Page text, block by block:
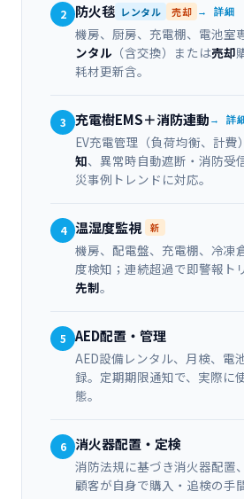
2 防火毯 レンタル 売却 → 詳細
機房、厨房、充電棚、電池室
ンタル （含交換）または売却
耗材更新含。
3 充電樹EMS＋消防連動 → 詳
EV充電管理（負荷均衡、計費
知、異常時自動遮断・消防受
災事例トレンドに対応。
4 温湿度監視 新
機房、配電盤、充電棚、冷凍
度検知；連続超過で即警報ト
先制。
5 AED配置・管理
AED設備レンタル、月検、電
録。定期期限通知で、実際に
態。
6 消火器配置・定検
消防法規に基づき消火器配置
顧客が自身で購入・追検の手